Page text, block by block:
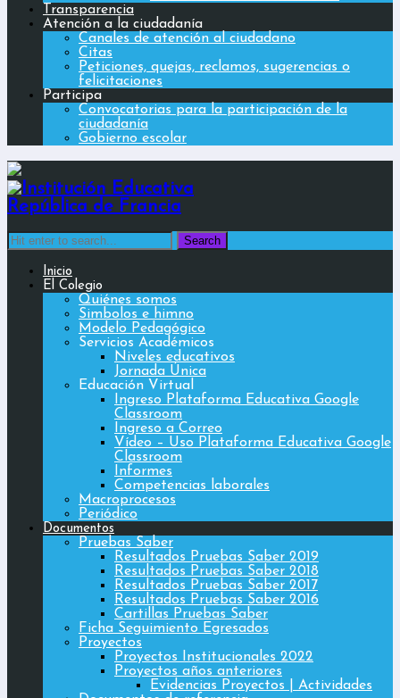
Transparencia
Atención a la ciudadanía
Canales de atención al ciudadano
Citas
Peticiones, quejas, reclamos, sugerencias o
felicitaciones
Participa
Convocatorias para la participación de la
ciudadanía
Gobierno escolar
Search
for:
Inicio
El Colegio
Quiénes somos
Simbolos e himno
Modelo Pedagógico
Servicios Académicos
Niveles educativos
Jornada Única
Educación Virtual
Ingreso Plataforma Educativa Google
Classroom
Ingreso a Correo
Vídeo – Uso Plataforma Educativa Google
Classroom
Informes
Competencias laborales
Macroprocesos
Periódico
Documentos
Pruebas Saber
Resultados Pruebas Saber 2019
Resultados Pruebas Saber 2018
Resultados Pruebas Saber 2017
Resultados Pruebas Saber 2016
Cartillas Pruebas Saber
Ficha Seguimiento Egresados
Proyectos
Proyectos Institucionales 2022
Proyectos años anteriores
Evidencias Proyectos | Actividades